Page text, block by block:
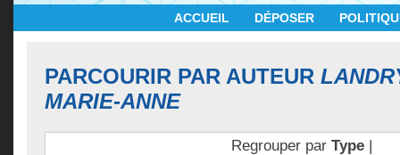
ACCUEIL DÉPOSER
PARCOURIR PAR AUTEUR
MARIE-ANNE
Regrouper par Type|